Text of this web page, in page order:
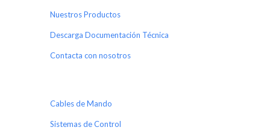
Nuestros Productos
Descarga Documentación Técnica
Contacta con nosotros
Cables de Mando
Sistemas de Control